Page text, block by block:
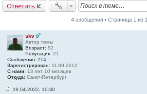
Ответить
4 сообщения • Страница 1 из 1
skv
Автор темы
Возраст: 52
Репутация: 21
Сообщения: 214
Зарегистрирован: 11.09.2012
С нами: 13 лет 10 месяцев
Откуда: Санкт-Петербург
19.04.2022, 10:30